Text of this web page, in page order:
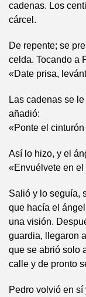
cadenas. Los
cárcel.
De repente; se
celda. Tocando a
«Date prisa,
Las cadenas se
añadió:
«Ponte el
Así lo hizo, y el
«Envuélvete en el
Salió y lo seguía,
que hacía el
una visión.
guardia, llegaron
que se abrió solo
calle y de pronto
Pedro volvió en sí